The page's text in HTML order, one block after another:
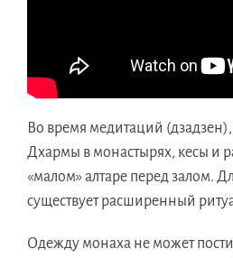
Во время медитаций
Дхармы в монастырях, кесы и
«малом» алтаре перед залом.
существует расширенный
Одежду монаха не может